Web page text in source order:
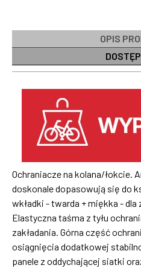
OPIS
Ochraniacze na kolana/łokcie.
doskonale dopasowują się do
wkładki - twarda + miękka - dla
Elastyczna taśma z tyłu
zakładania. Górna część
osiągnięcia dodatkowej
panele z oddychającej siatki